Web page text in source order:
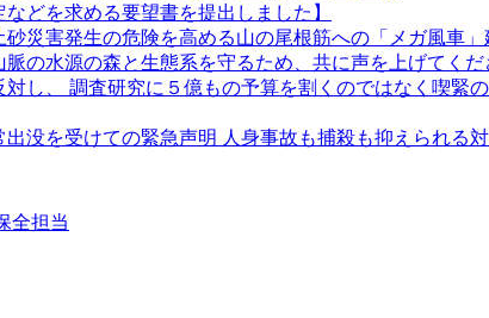
どを求める要望書を提出しました】
砂災害発生の危険を高める山の尾根筋への「メガ風車
の水源の森と生態系を守るため、共に声を上げてくだ
し、 調査研究に５億もの予算を割くのではなく喫緊
没を受けての緊急声明 人身事故も捕殺も抑えられる
全担当